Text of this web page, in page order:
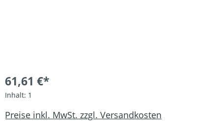
61,61 €*
Inhalt: 1
Preise inkl. MwSt. zzgl. Versandkosten